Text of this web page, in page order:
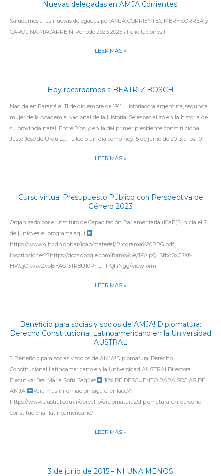
Nuevas delegadas en AMJA Corrientes!
Saludamos a las nuevas delegadas por AMJA CORRIENTES MERY CORREA y
CAROLINA MACARREIN. Periodo 2023-2025¡¡¡Felicitaciones!!!
NUEVAS
CORRIENTES!
LEER MÁS »
Hoy recordamos a BEATRIZ BOSCH
Nacida en Paraná el 11 de diciembre de 1911. Historiadora argentina, segunda
mujer de la Academia Nacional de la Historia. Se especializó en la historia de
su provincia natal, Entre Ríos, y en la del primer presidente constitucional,
Justo José de Urquiza. Falleció un día como hoy, 5 de junio de 2013, a los 101
HOY
LEER MÁS »
Curso virtual Presupuesto Público con Perspectiva de
Género 2023
Organizado por el Instituto de Capacitación Parlamentaria (ICaP)? inicia el 7
de juniovea el programa aquí:
https://www4.hcdn.gob.ar/icap/material/Programa%20PPG.pdf
Inscripciones??https://docs.google.com/forms/d/e/1FAIpQLSfbq0xG7Xf-
HWajOKvzvZvoBYAGI3TR8U10PrfLFTrQIliNgg/viewform
CURSO
VIRTUAL
PRESUPUESTO
CON
PERSPECTIVA
DE
2023
LEER MÁS »
Beneficio para socias y socios de AMJA! Diplomatura:
Derecho Constitucional Latinoamericano en la Universidad
AUSTRAL
? Beneficio para socias y socios de AMJA!Diplomatura: Derecho
Constitucional Latinoamericano en la Universidad AUSTRALDirectora
Ejecutiva: Dra. María Sofía Sagües
10% DE DESCUENTO PARA SOCIAS DE
AMJA
Para más información siga el enlace??
https://www.austral.edu.ar/derecho/diplomaturas/diplomatura-en-derecho-
constitucional-latinoamericano/
BENEFICIO
PARA
SOCIAS
Y
SOCIOS
DE
AMJA!
DIPLOMATURA:
LATINOAMERICANO
LA
LEER MÁS »
3 de junio de 2015 – NI UNA MENOS
3